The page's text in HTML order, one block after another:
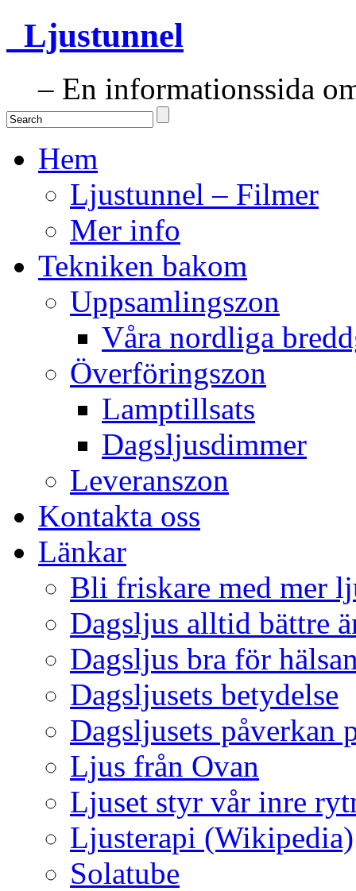
Ljustunnel
– En informationssida
Hem
Ljustunnel – Filmer
Mer info
Tekniken bakom
Uppsamlingszon
Våra nordliga
Överföringszon
Lamptillsats
Dagsljusdimmer
Leveranszon
Kontakta oss
Länkar
Bli friskare med mer
Dagsljus alltid bättre
Dagsljus bra för
Dagsljusets betydelse
Dagsljusets påverkan
Ljus från Ovan
Ljuset styr vår inre
Ljusterapi (Wikipedia)
Solatube